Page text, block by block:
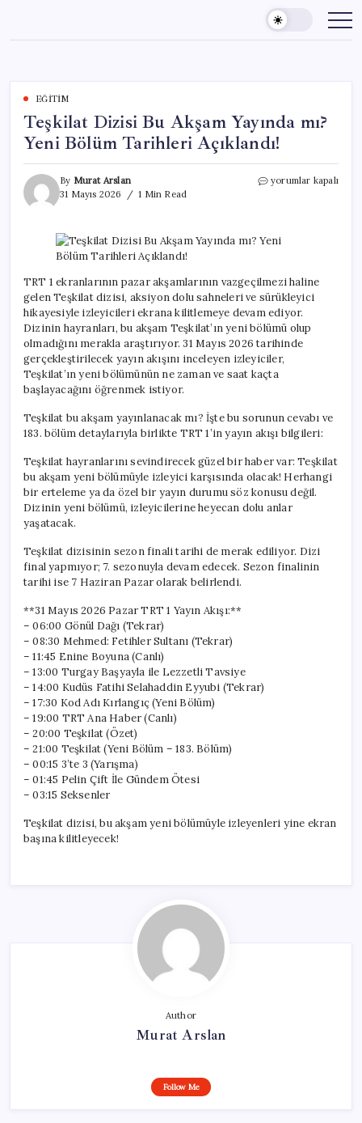
content
EĞITIM
Teşkilat Dizisi Bu Akşam Yayında mı?
Yeni Bölüm Tarihleri Açıklandı!
By Murat Arslan
31 Mayıs 2026
1 Min Read
Teşkilat
Yayında
mı?
Bölüm
Tarihleri
Açıklandı!
için
yorumlar kapalı
TRT 1 ekranlarının pazar akşamlarının vazgeçilmezi haline
gelen Teşkilat dizisi, aksiyon dolu sahneleri ve sürükleyici
hikayesiyle izleyicileri ekrana kilitlemeye devam ediyor.
Dizinin hayranları, bu akşam Teşkilat’ın yeni bölümü olup
olmadığını merakla araştırıyor. 31 Mayıs 2026 tarihinde
gerçekleştirilecek yayın akışını inceleyen izleyiciler,
Teşkilat’ın yeni bölümünün ne zaman ve saat kaçta
başlayacağını öğrenmek istiyor.
Teşkilat bu akşam yayınlanacak mı? İşte bu sorunun cevabı ve
183. bölüm detaylarıyla birlikte TRT 1’in yayın akışı bilgileri:
Teşkilat hayranlarını sevindirecek güzel bir haber var: Teşkilat
bu akşam yeni bölümüyle izleyici karşısında olacak! Herhangi
bir erteleme ya da özel bir yayın durumu söz konusu değil.
Dizinin yeni bölümü, izleyicilerine heyecan dolu anlar
yaşatacak.
Teşkilat dizisinin sezon finali tarihi de merak ediliyor. Dizi
final yapmıyor; 7. sezonuyla devam edecek. Sezon finalinin
tarihi ise 7 Haziran Pazar olarak belirlendi.
**31 Mayıs 2026 Pazar TRT 1 Yayın Akışı:**
– 06:00 Gönül Dağı (Tekrar)
– 08:30 Mehmed: Fetihler Sultanı (Tekrar)
– 11:45 Enine Boyuna (Canlı)
– 13:00 Turgay Başyayla ile Lezzetli Tavsiye
– 14:00 Kudüs Fatihi Selahaddin Eyyubi (Tekrar)
– 17:30 Kod Adı Kırlangıç (Yeni Bölüm)
– 19:00 TRT Ana Haber (Canlı)
– 20:00 Teşkilat (Özet)
– 21:00 Teşkilat (Yeni Bölüm – 183. Bölüm)
– 00:15 3’te 3 (Yarışma)
– 01:45 Pelin Çift İle Gündem Ötesi
– 03:15 Seksenler
Teşkilat dizisi, bu akşam yeni bölümüyle izleyenleri yine ekran
başına kilitleyecek!
Author
Murat Arslan
Follow Me